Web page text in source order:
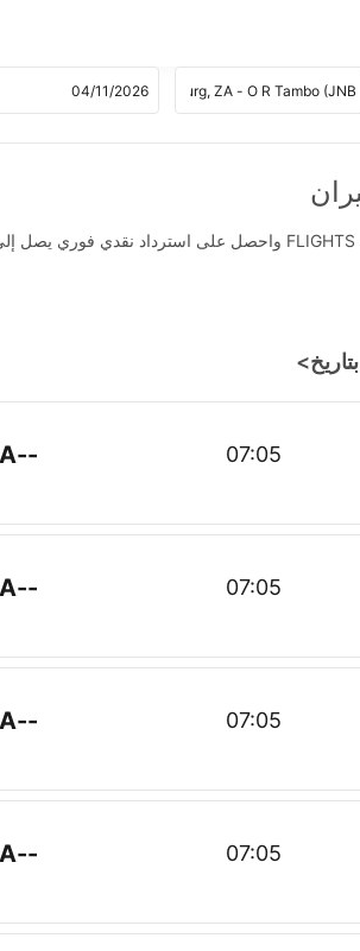
07:05
--NA--
07:05
--NA--
07:05
--NA--
07:05
--NA--